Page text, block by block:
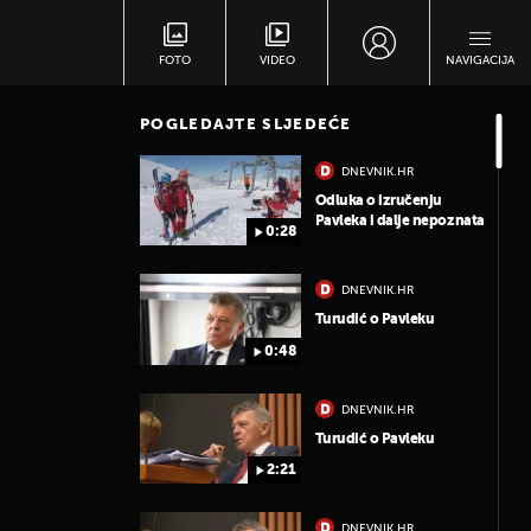
FOTO VIDEO NAVIGACIJA
POGLEDAJTE SLJEDEĆE
0:28
DNEVNIK.HR
Odluka o izručenju
Pavleka i dalje nepoznata
0:48
DNEVNIK.HR
Turudić o Pavleku
2:21
DNEVNIK.HR
Turudić o Pavleku